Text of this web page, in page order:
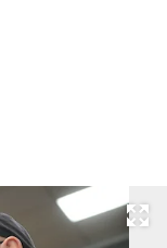
Развернуть